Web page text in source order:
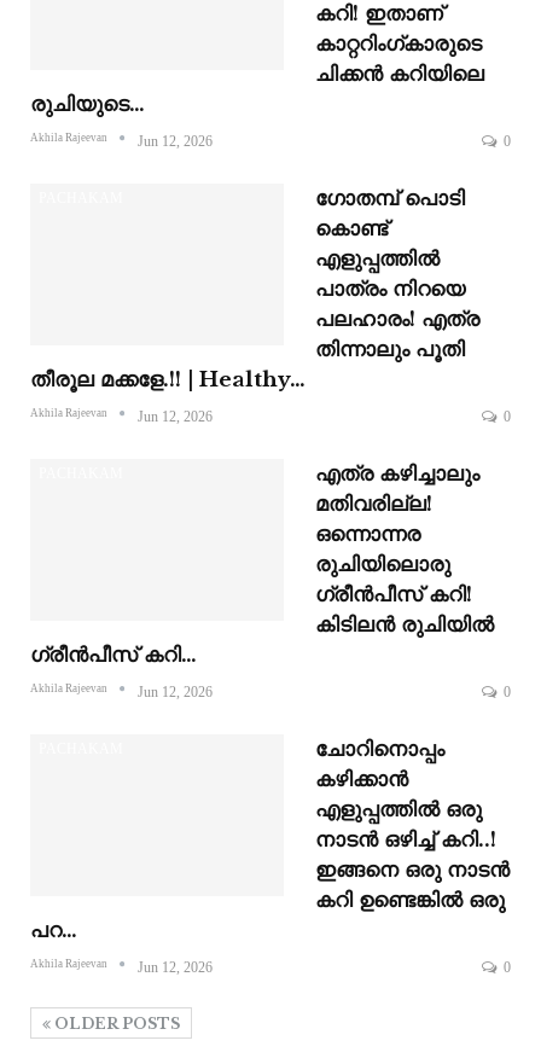
കറി! ഇതാണ്
കാറ്ററിംഗ്കാരുടെ
ചിക്കൻ കറിയിലെ
രുചിയുടെ…
Akhila Rajeevan Jun 12, 2026 0
ഗോതമ്പ് പൊടി
കൊണ്ട്
എളുപ്പത്തിൽ
പാത്രം നിറയെ
പലഹാരം! എത്ര
തിന്നാലും പൂതി
തീരൂല മക്കളേ.!! | Healthy…
Akhila Rajeevan Jun 12, 2026 0
എത്ര കഴിച്ചാലും
മതിവരില്ല!
ഒന്നൊന്നര
രുചിയിലൊരു
ഗ്രീൻപീസ് കറി!
കിടിലൻ രുചിയിൽ
ഗ്രീൻപീസ് കറി…
Akhila Rajeevan Jun 12, 2026 0
ചോറിനൊപ്പം
കഴിക്കാൻ
എളുപ്പത്തിൽ ഒരു
നാടൻ ഒഴിച്ച് കറി..!
ഇങ്ങനെ ഒരു നാടൻ
കറി ഉണ്ടെങ്കിൽ ഒരു
പറ…
Akhila Rajeevan Jun 12, 2026 0
OLDER POSTS